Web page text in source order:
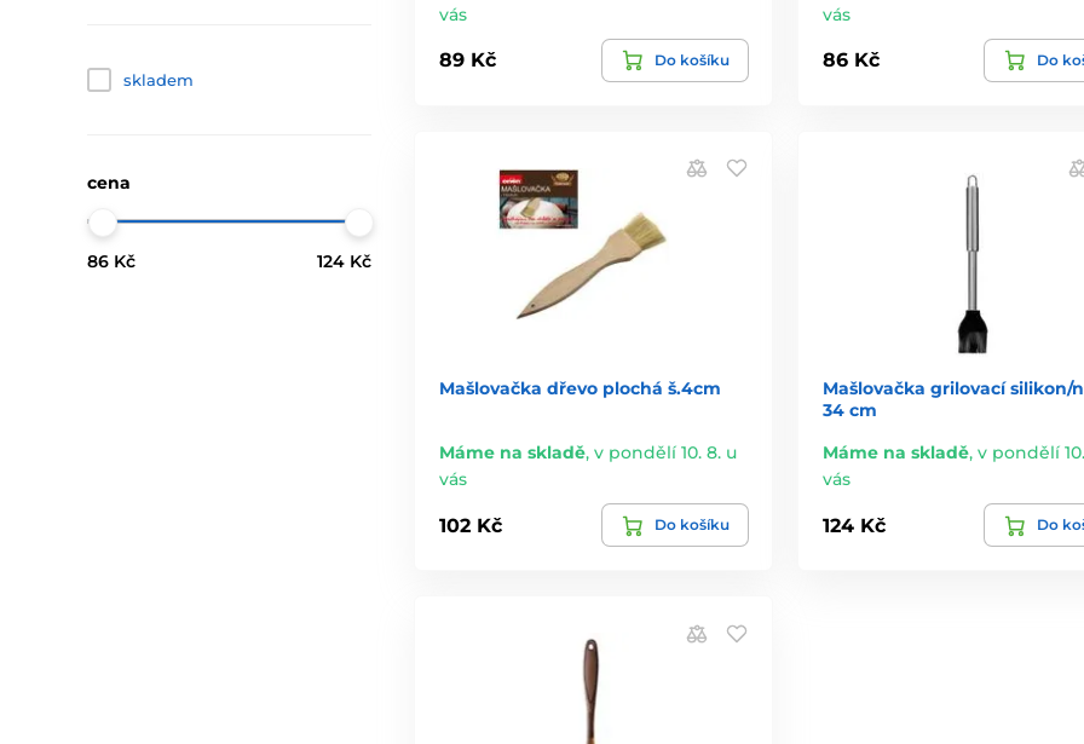
skladem
cena
86 Kč 124 Kč
vás
89 Kč Do košíku
vás
86 Kč Do
Mašlovačka dřevo plochá š.4cm
Máme na skladě, v pondělí 10. 8. u
vás
102 Kč Do košíku
Mašlovačka grilovací silikon/
34 cm
Máme na skladě, v pondělí
vás
124 Kč Do